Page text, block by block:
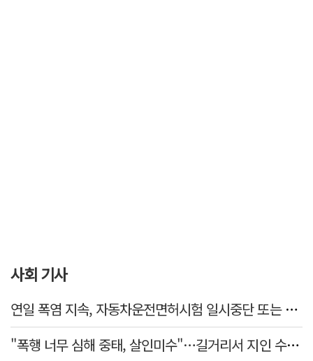
사회 기사
연일 폭염 지속, 자동차운전면허시험 일시중단 또는 축소 운영
"폭행 너무 심해 중태, 살인미수"…길거리서 지인 수십회 때린 50대 '긴급체포'